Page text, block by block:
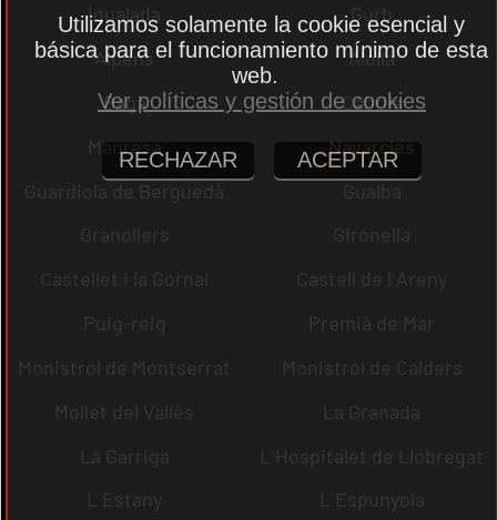
Igualada
Gurb
Alpens
Alella
Bagà
Cabrils
Manresa
Navarcles
Guardiola de Berguedà
Gualba
Granollers
Gironella
Castellet i la Gornal
Castell de l´Areny
Puig-reig
Premià de Mar
Monistrol de Montserrat
Monistrol de Calders
Mollet del Vallès
La Granada
La Garriga
L´Hospitalet de Llobregat
L´Estany
L´Espunyola
Utilizamos solamente la cookie esencial y
básica para el funcionamiento mínimo de esta
web.
Ver políticas y gestión de cookies
RECHAZAR ACEPTAR